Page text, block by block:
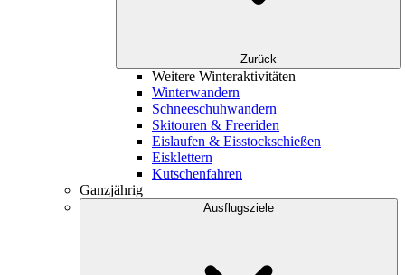
Zurück
Weitere Winteraktivitäten
Winterwandern
Schneeschuhwandern
Skitouren & Freeriden
Eislaufen & Eisstockschießen
Eisklettern
Kutschenfahren
Ganzjährig
Ausflugsziele